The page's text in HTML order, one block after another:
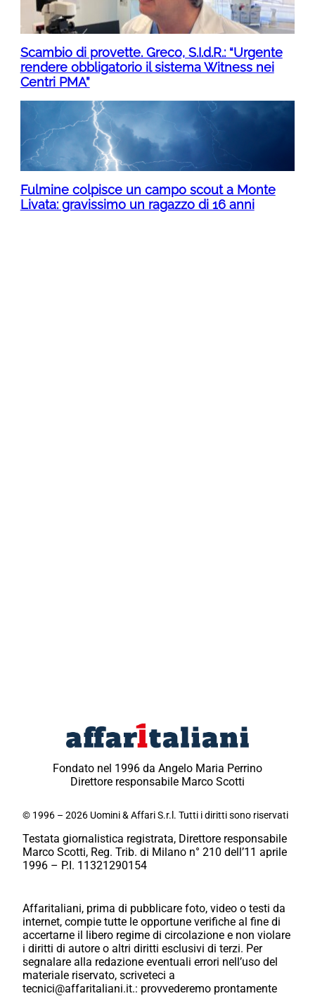
Scambio di provette. Greco, S.I.d.R.: “Urgente
rendere obbligatorio il sistema Witness nei
Centri PMA”
Fulmine colpisce un campo scout a Monte
Livata: gravissimo un ragazzo di 16 anni
Fondato nel 1996 da Angelo Maria Perrino
Direttore responsabile Marco Scotti
© 1996 – 2026 Uomini & Affari S.r.l. Tutti i diritti sono riservati
Testata giornalistica registrata, Direttore responsabile
Marco Scotti, Reg. Trib. di Milano n° 210 dell’11 aprile
1996 – P.I. 11321290154
Affaritaliani, prima di pubblicare foto, video o testi da
internet, compie tutte le opportune verifiche al fine di
accertarne il libero regime di circolazione e non violare
i diritti di autore o altri diritti esclusivi di terzi. Per
segnalare alla redazione eventuali errori nell’uso del
materiale riservato, scriveteci a
tecnici@affaritaliani.it.: provvederemo prontamente